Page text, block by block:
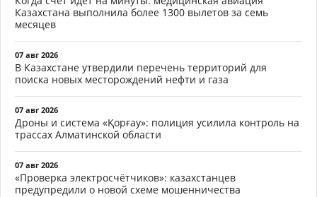
Казахстана выполнила более 1300 вылетов за семь
месяцев
07 авг 2026
В Казахстане утвердили перечень территорий для
поиска новых месторождений нефти и газа
07 авг 2026
Дроны и система «Қорғау»: полиция усилила контроль на
трассах Алматинской области
07 авг 2026
«Проверка электросчётчиков»: казахстанцев
предупредили о новой схеме мошенничества